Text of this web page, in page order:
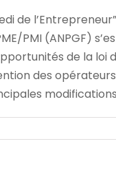
de
PMI (ANPGF)
de la loi
des